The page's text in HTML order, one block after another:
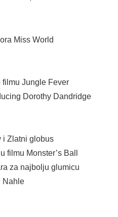
Miss World
Jungle Fever
Dorothy Dandridge
i Zlatni globus
filmu Monster’s Ball
za najbolju glumicu
Nahle